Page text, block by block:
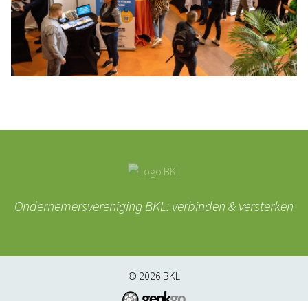
Ondernemersvereniging BKL: verbinden & versterken
© 2026 BKL